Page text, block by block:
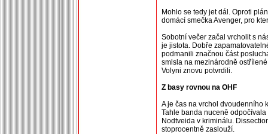
Mohlo se tedy jet dál. Oproti
domácí smečka Avenger, pro
Sobotní večer začal vrcholit s
je jistota. Dobře
podmanili značnou část
smlsla na mezinárodně
Volyni znovu potvrdili.
Z basy rovnou na OHF
A je čas na vrchol dvoudenního
Tahle banda nuceně
Nodtveida v kriminálu.
stoprocentně zaslouží.